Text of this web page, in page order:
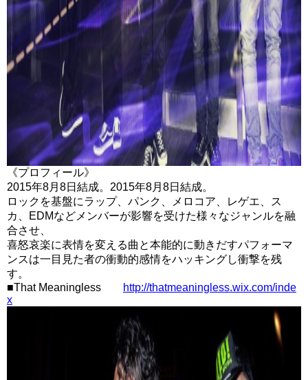
《プロフィール》
2015年8月8日結成。2015年8月8日結成。
ロックを基盤にラップ、パンク、メロコア、レゲエ、ス
カ、EDMなどメンバーが影響を受けた様々なジャンルを融
合させ、
喜怒哀楽に表情を変える曲と本能的に動きだすパフォーマ
ンスは一目見た者の衝動的感情をハッキングし衝撃を残
す。
■That Meaningless
http://thatmeaningless.wix.com/inde
x